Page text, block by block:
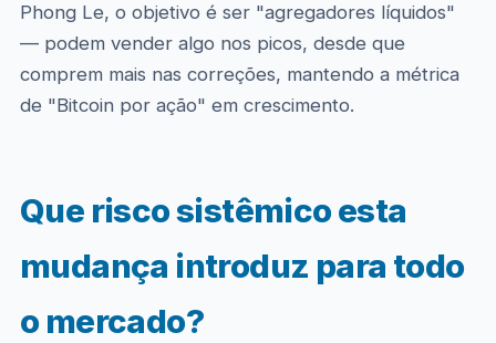
Phong Le, o objetivo é ser "agregadores líquidos"
— podem vender algo nos picos, desde que
comprem mais nas correções, mantendo a métrica
de "Bitcoin por ação" em crescimento.
Que risco sistêmico esta
mudança introduz para todo
o mercado?